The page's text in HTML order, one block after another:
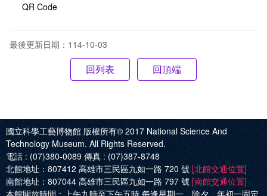
QR Code
最後更新日期：114-10-03
回頂端
國立科學工藝博物館 版權所有© 2017 National Science And
Technology Museum. All Rights Reserved.
電話 : (07)380-0089 傳真 : (07)387-8748
北館地址： 807412 高雄市三民區九如一路 720 號 [北館交通位置]
南館地址： 807044 高雄市三民區九如一路 797 號 [南館交通位置]